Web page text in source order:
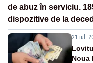
de abuz în serviciu.
dispozitive de la
21 iul.
Noua